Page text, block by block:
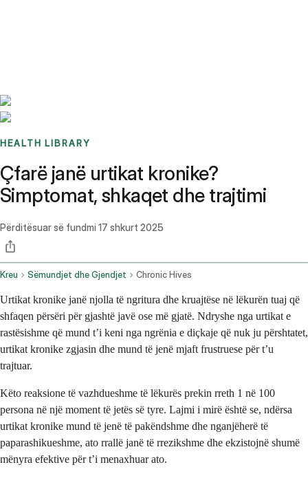
HEALTH LIBRARY
Çfarë janë urtikat kronike?
Simptomat, shkaqet dhe trajtimi
Përditësuar së fundmi 17 shkurt 2025
Kreu Sëmundjet dhe Gjendjet Chronic Hives
Urtikat kronike janë njolla të ngritura dhe kruajtëse në lëkurën tuaj që
shfaqen përsëri për gjashtë javë ose më gjatë. Ndryshe nga urtikat e
rastësishme që mund t’i keni nga ngrënia e diçkaje që nuk ju përshtatet,
urtikat kronike zgjasin dhe mund të jenë mjaft frustruese për t’u
trajtuar.
Këto reaksione të vazhdueshme të lëkurës prekin rreth 1 në 100
persona në një moment të jetës së tyre. Lajmi i mirë është se, ndërsa
urtikat kronike mund të jenë të pakëndshme dhe nganjëherë të
paparashikueshme, ato rrallë janë të rrezikshme dhe ekzistojnë shumë
mënyra efektive për t’i menaxhuar ato.